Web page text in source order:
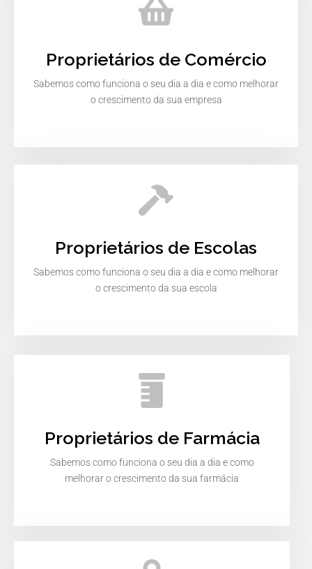
Proprietários de Comércio
Sabemos como funciona o seu dia a dia e como melhorar
o crescimento da sua empresa
Proprietários de Escolas
Sabemos como funciona o seu dia a dia e como melhorar
o crescimento da sua escola
Proprietários de Farmácia
Sabemos como funciona o seu dia a dia e como
melhorar o crescimento da sua farmácia